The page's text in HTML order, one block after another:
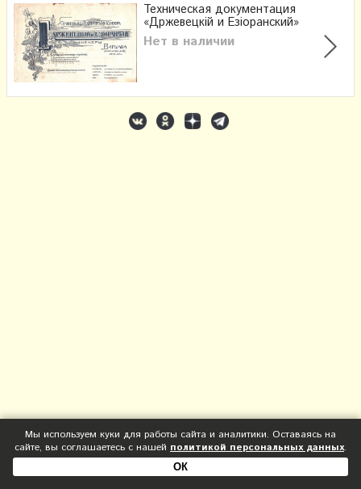
Техническая документация
«Држевецкiй и Езiоранский»
Нет в наличии
Мы используем куки для работы сайта и аналитики. Оставаясь на
сайте, вы соглашаетесь с нашей политикой персональных данных.
ОК